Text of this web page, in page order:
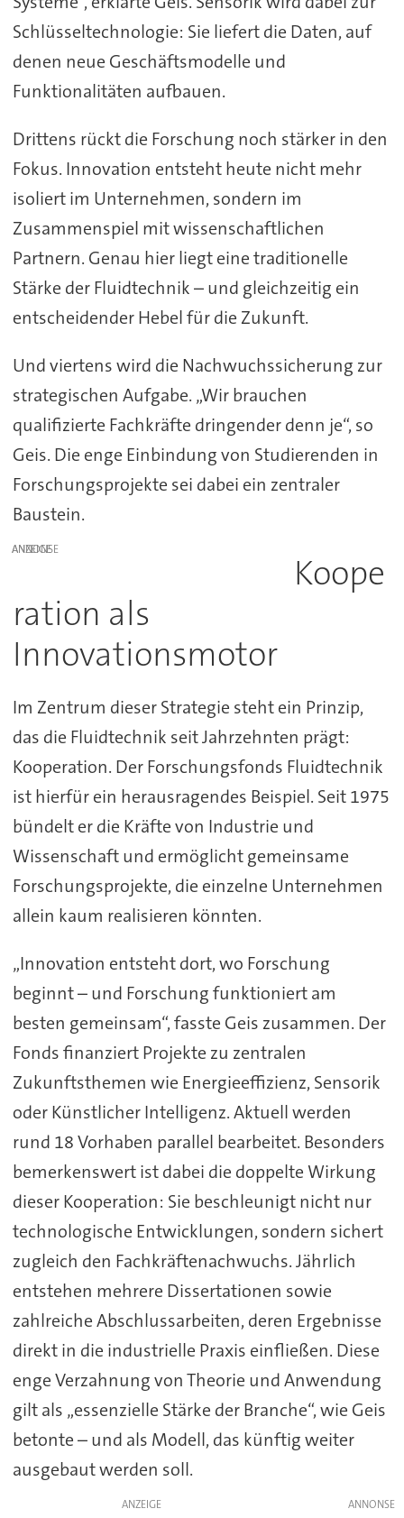
Schlüsseltechnologie: Sie liefert die Daten, auf
denen neue Geschäftsmodelle und
Funktionalitäten aufbauen.
Drittens rückt die Forschung noch stärker in den
Fokus. Innovation entsteht heute nicht mehr
isoliert im Unternehmen, sondern im
Zusammenspiel mit wissenschaftlichen
Partnern. Genau hier liegt eine traditionelle
Stärke der Fluidtechnik – und gleichzeitig ein
entscheidender Hebel für die Zukunft.
Und viertens wird die Nachwuchssicherung zur
strategischen Aufgabe. „Wir brauchen
qualifizierte Fachkräfte dringender denn je“, so
Geis. Die enge Einbindung von Studierenden in
Forschungsprojekte sei dabei ein zentraler
Baustein.
ANZEIGE
Koope
ration als
Innovationsmotor
Im Zentrum dieser Strategie steht ein Prinzip,
das die Fluidtechnik seit Jahrzehnten prägt:
Kooperation. Der Forschungsfonds Fluidtechnik
ist hierfür ein herausragendes Beispiel. Seit 1975
bündelt er die Kräfte von Industrie und
Wissenschaft und ermöglicht gemeinsame
Forschungsprojekte, die einzelne Unternehmen
allein kaum realisieren könnten.
„Innovation entsteht dort, wo Forschung
beginnt – und Forschung funktioniert am
besten gemeinsam“, fasste Geis zusammen. Der
Fonds finanziert Projekte zu zentralen
Zukunftsthemen wie Energieeffizienz, Sensorik
oder Künstlicher Intelligenz. Aktuell werden
rund 18 Vorhaben parallel bearbeitet. Besonders
bemerkenswert ist dabei die doppelte Wirkung
dieser Kooperation: Sie beschleunigt nicht nur
technologische Entwicklungen, sondern sichert
zugleich den Fachkräftenachwuchs. Jährlich
entstehen mehrere Dissertationen sowie
zahlreiche Abschlussarbeiten, deren Ergebnisse
direkt in die industrielle Praxis einfließen. Diese
enge Verzahnung von Theorie und Anwendung
gilt als „essenzielle Stärke der Branche“, wie Geis
betonte – und als Modell, das künftig weiter
ausgebaut werden soll.
ANZEIGE